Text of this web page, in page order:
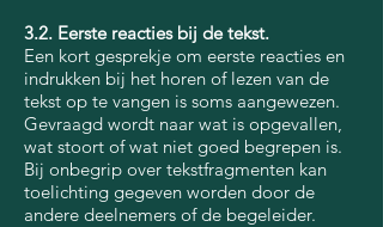
3.2. Eerste reacties bij de tekst.
Een kort gesprekje om eerste reacties en
indrukken bij het horen of lezen van de
tekst op te vangen is soms aangewezen.
Gevraagd wordt naar wat is opgevallen,
wat stoort of wat niet goed begrepen is.
Bij onbegrip over tekstfragmenten kan
toelichting gegeven worden door de
andere deelnemers of de begeleider.